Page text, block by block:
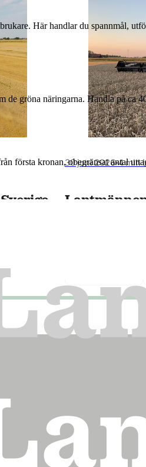
Här handlar du spannmål,
de gröna näringarna. Handla på ca
första kronan, obegränsat antal
30 juni 2026•4 min